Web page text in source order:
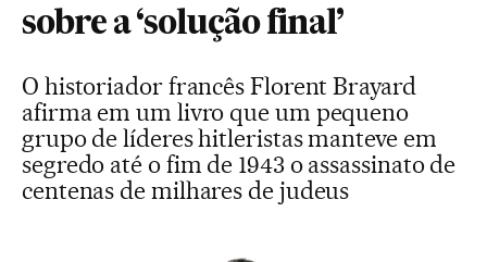
sobre a ‘solução final’
O historiador francês Florent Brayard
afirma em um livro que um pequeno
grupo de líderes hitleristas manteve em
segredo até o fim de 1943 o assassinato de
centenas de milhares de judeus